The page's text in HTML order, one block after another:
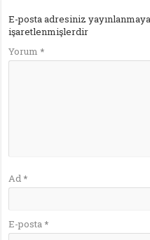
E-posta adresiniz
işaretlenmişlerdir
Yorum *
Ad *
E-posta *